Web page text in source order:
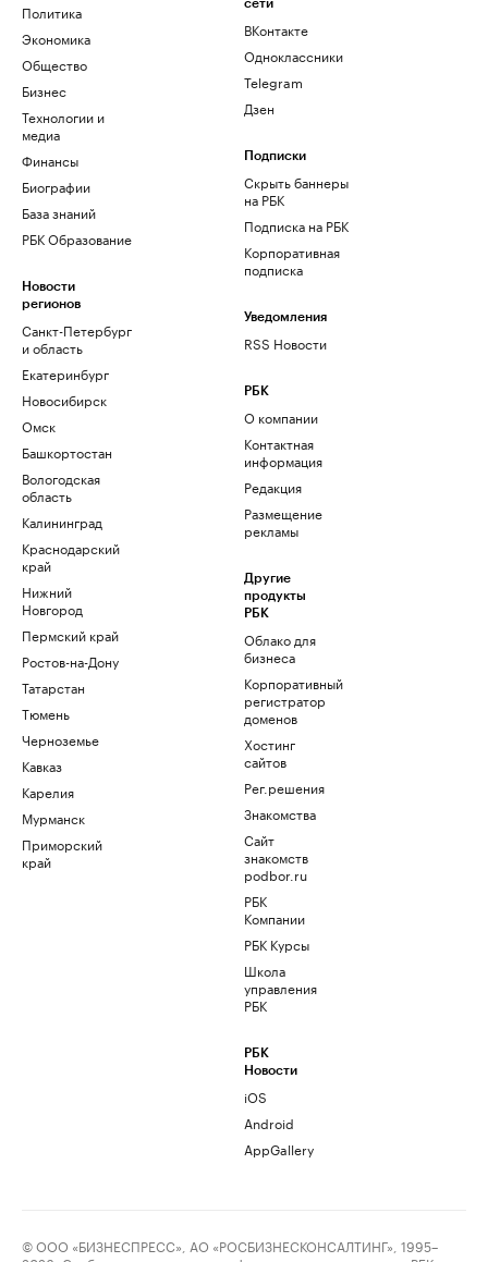
Политика
Экономика
Общество
Бизнес
Технологии и
медиа
Финансы
Биографии
База знаний
РБК Образование
Новости
регионов
Санкт-Петербург
и область
Екатеринбург
Новосибирск
Омск
Башкортостан
Вологодская
область
Калининград
Краснодарский
край
Нижний
Новгород
Пермский край
Ростов-на-Дону
Татарстан
Тюмень
Черноземье
Кавказ
Карелия
Мурманск
Приморский
край
сети
ВКонтакте
Одноклассники
Telegram
Дзен
Подписки
Скрыть баннеры
на РБК
Подписка на РБК
Корпоративная
подписка
Уведомления
RSS Новости
РБК
О компании
Контактная
информация
Редакция
Размещение
рекламы
Другие
продукты
РБК
Облако для
бизнеса
Корпоративный
регистратор
доменов
Хостинг
сайтов
Рег.решения
Знакомства
Сайт
знакомств
podbor.ru
РБК
Компании
РБК Курсы
Школа
управления
РБК
РБК
Новости
iOS
Android
AppGallery
© ООО «БИЗНЕСПРЕСС», АО «РОСБИЗНЕСКОНСАЛТИНГ», 1995–